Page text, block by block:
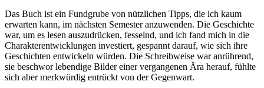
Das Buch ist ein Fundgrube von nützlichen Tipps, die ich kaum
erwarten kann, im nächsten Semester anzuwenden. Die Geschichte
war, um es lesen auszudrücken, fesselnd, und ich fand mich in die
Charakterentwicklungen investiert, gespannt darauf, wie sich ihre
Geschichten entwickeln würden. Die Schreibweise war anrührend,
sie beschwor lebendige Bilder einer vergangenen Ära herauf, fühlte
sich aber merkwürdig entrückt von der Gegenwart.